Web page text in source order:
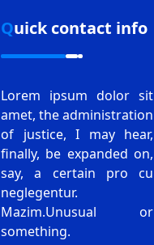
Quick contact info
Lorem ipsum dolor sit
amet, the administration
of justice, I may hear,
finally, be expanded on,
say, a certain pro cu
neglegentur.
Mazim.Unusual or
something.